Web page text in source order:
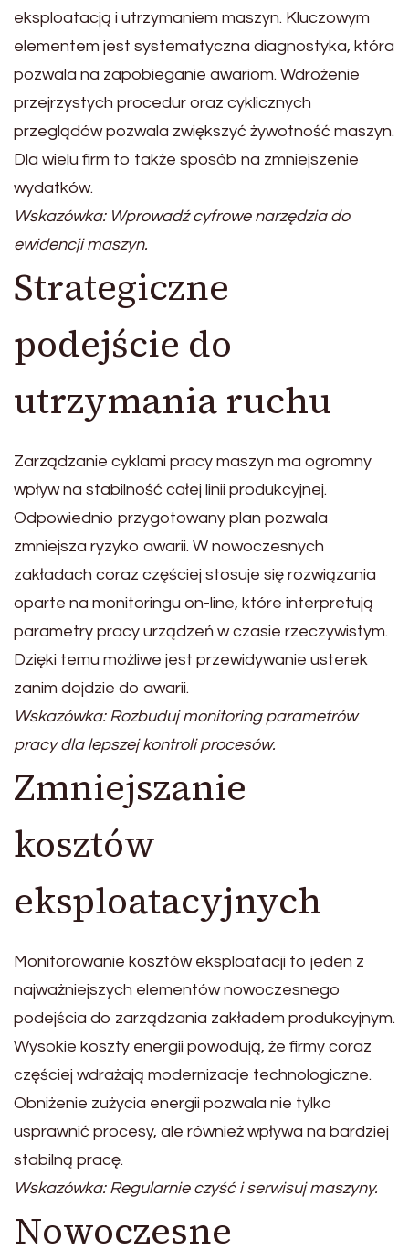
eksploatacją i utrzymaniem maszyn. Kluczowym
elementem jest systematyczna diagnostyka, która
pozwala na zapobieganie awariom. Wdrożenie
przejrzystych procedur oraz cyklicznych
przeglądów pozwala zwiększyć żywotność maszyn.
Dla wielu firm to także sposób na zmniejszenie
wydatków.
Wskazówka: Wprowadź cyfrowe narzędzia do
ewidencji maszyn.
Strategiczne
podejście do
utrzymania ruchu
Zarządzanie cyklami pracy maszyn ma ogromny
wpływ na stabilność całej linii produkcyjnej.
Odpowiednio przygotowany plan pozwala
zmniejsza ryzyko awarii. W nowoczesnych
zakładach coraz częściej stosuje się rozwiązania
oparte na monitoringu on-line, które interpretują
parametry pracy urządzeń w czasie rzeczywistym.
Dzięki temu możliwe jest przewidywanie usterek
zanim dojdzie do awarii.
Wskazówka: Rozbuduj monitoring parametrów
pracy dla lepszej kontroli procesów.
Zmniejszanie
kosztów
eksploatacyjnych
Monitorowanie kosztów eksploatacji to jeden z
najważniejszych elementów nowoczesnego
podejścia do zarządzania zakładem produkcyjnym.
Wysokie koszty energii powodują, że firmy coraz
częściej wdrażają modernizacje technologiczne.
Obniżenie zużycia energii pozwala nie tylko
usprawnić procesy, ale również wpływa na bardziej
stabilną pracę.
Wskazówka: Regularnie czyść i serwisuj maszyny.
Nowoczesne